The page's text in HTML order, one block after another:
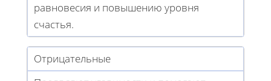
равновесия и повышению уровня
счастья.
Отрицательные